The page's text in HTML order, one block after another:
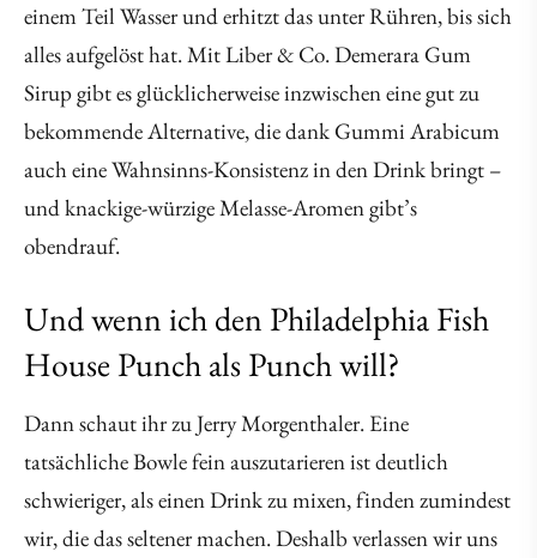
einem Teil Wasser und erhitzt das unter Rühren, bis sich
alles aufgelöst hat. Mit Liber & Co. Demerara Gum
Sirup gibt es glücklicherweise inzwischen eine gut zu
bekommende Alternative, die dank Gummi Arabicum
auch eine Wahnsinns-Konsistenz in den Drink bringt –
und knackige-würzige Melasse-Aromen gibt’s
obendrauf.
Und wenn ich den Philadelphia Fish
House Punch als Punch will?
Dann schaut ihr zu Jerry Morgenthaler. Eine
tatsächliche Bowle fein auszutarieren ist deutlich
schwieriger, als einen Drink zu mixen, finden zumindest
wir, die das seltener machen. Deshalb verlassen wir uns